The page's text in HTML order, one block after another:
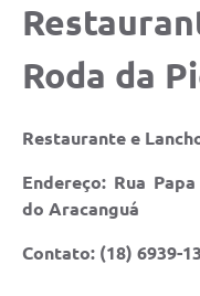
Roda da
Restaurante e
Endereço: Rua
do Aracanguá
Contato: (18) 6939-